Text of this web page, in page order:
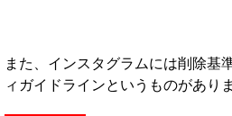
また、インスタグラムには削除基
ィガイドラインというものがありま